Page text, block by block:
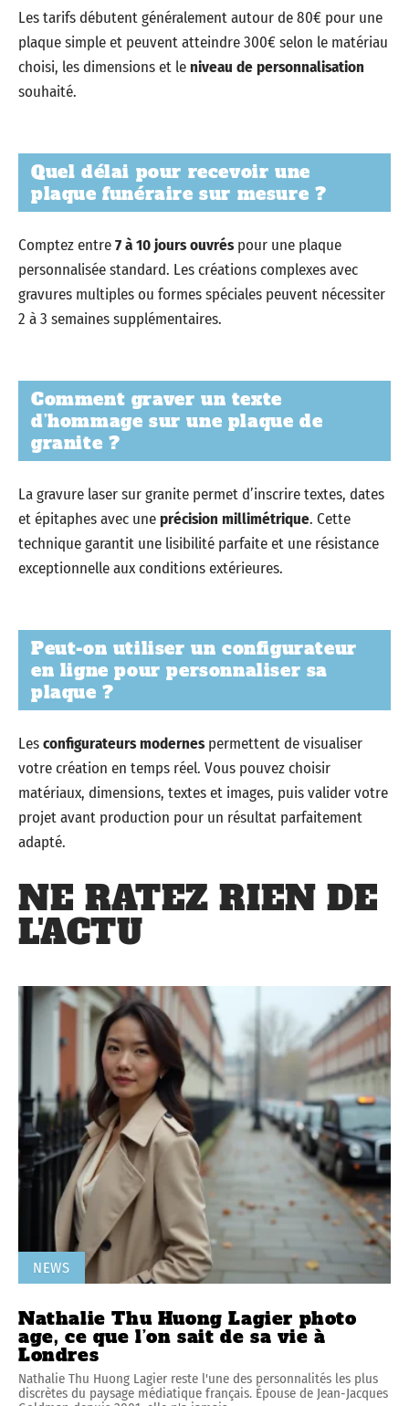
Les tarifs débutent généralement autour de 80€ pour une
plaque simple et peuvent atteindre 300€ selon le matériau
choisi, les dimensions et leniveau de personnalisation
souhaité.
Quel délai pour recevoir une
plaque funéraire sur mesure ?
Comptez entre7 à 10 jours ouvréspour une plaque
personnalisée standard. Les créations complexes avec
gravures multiples ou formes spéciales peuvent nécessiter
2 à 3 semaines supplémentaires.
Comment graver un texte
d’hommage sur une plaque de
granite ?
La gravure laser sur granite permet d’inscrire textes, dates
et épitaphes avec uneprécision millimétrique. Cette
technique garantit une lisibilité parfaite et une résistance
exceptionnelle aux conditions extérieures.
Peut-on utiliser un configurateur
en ligne pour personnaliser sa
plaque ?
Lesconfigurateurs modernespermettent de visualiser
votre création en temps réel. Vous pouvez choisir
matériaux, dimensions, textes et images, puis valider votre
projet avant production pour un résultat parfaitement
adapté.
NE RATEZ RIEN DE
L'ACTU
NEWS
Nathalie Thu Huong Lagier photo
age, ce que l’on sait de sa vie à
Londres
Nathalie Thu Huong Lagier reste l'une des personnalités les plus
discrètes du paysage médiatique français. Épouse de Jean-Jacques